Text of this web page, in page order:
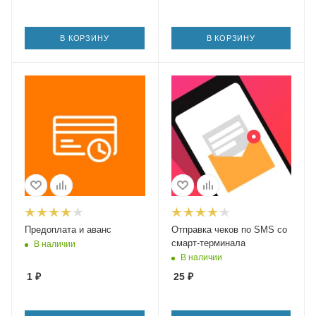
В КОРЗИНУ В КОРЗИНУ
Предоплата и аванс
В наличии
1 ₽
Отправка чеков по SMS со
смарт-терминала
В наличии
25₽